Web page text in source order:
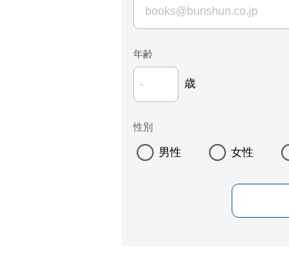
年齢
歳
性別
男性 女性